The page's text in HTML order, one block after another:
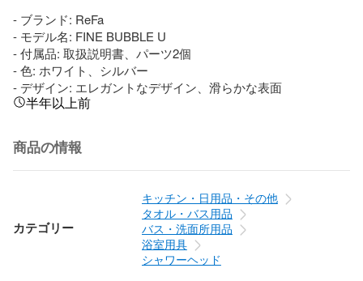
- ブランド: ReFa
- モデル名: FINE BUBBLE U
- 付属品: 取扱説明書、パーツ2個
- 色: ホワイト、シルバー
- デザイン: エレガントなデザイン、滑らかな表面
半年以上前
商品の情報
カテゴリー
キッチン・日用品・その他
タオル・バス用品
バス・洗面所用品
浴室用具
シャワーヘッド